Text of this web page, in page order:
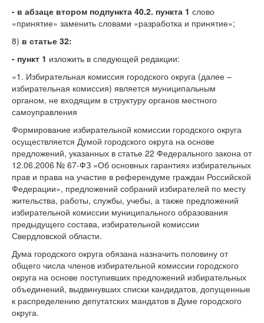
- в абзаце втором подпункта 40.2. пункта 1 слово
«принятие» заменить словами «разработка и принятие»;
8) в статье 32:
- пункт 1 изложить в следующей редакции:
«1. Избирательная комиссия городского округа (далее –
избирательная комиссия) является муниципальным
органом, не входящим в структуру органов местного
самоуправления
Формирование избирательной комиссии городского округа
осуществляется Думой городского округа на основе
предложений, указанных в статье 22 Федерального закона от
12.06.2006 № 67-ФЗ «Об основных гарантиях избирательных
прав и права на участие в референдуме граждан Российской
Федерации», предложений собраний избирателей по месту
жительства, работы, службы, учебы, а также предложений
избирательной комиссии муниципального образования
предыдущего состава, избирательной комиссии
Свердловской области.
Дума городского округа обязана назначить половину от
общего числа членов избирательной комиссии городского
округа на основе поступивших предложений избирательных
объединений, выдвинувших списки кандидатов, допущенные
к распределению депутатских мандатов в Думе городского
округа.